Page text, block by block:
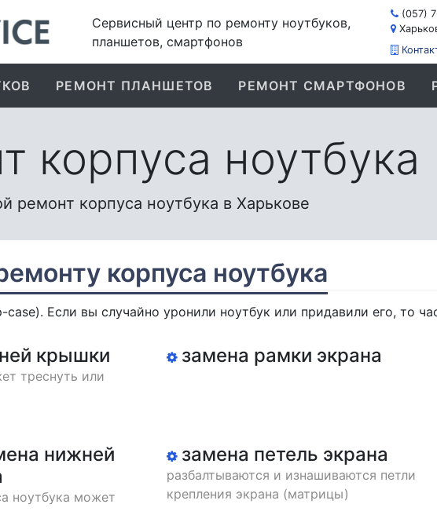
Сервисный центр по ремонту ноутбуков,
планшетов, смартфонов
(057)
РЕМОНТ ПЛАНШЕТОВ РЕМОНТ СМАРТФОНОВ
корпуса ноутбука
ремонт корпуса ноутбука в Харькове
корпуса ноутбука
case). Если вы случайно уронили ноутбук или придавили его, то
крышки
треснуть или
замена рамки экрана
нижней
ноутбука может
замена петель экрана
разбалтываются и изнашиваются петли
крепления экрана (матрицы)